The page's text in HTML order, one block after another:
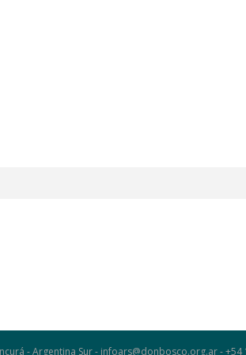
- Argentina Sur - infoars@donbosco.org.ar -